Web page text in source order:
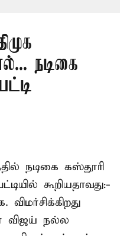
நடிகை
நடிகை கஸ்தூரி
கூறியதாவது:-
விஜய் நல்ல